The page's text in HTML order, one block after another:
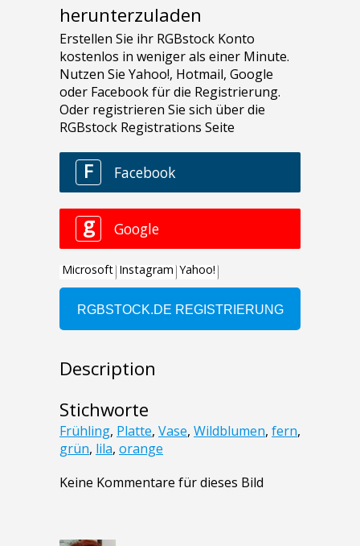
herunterzuladen
Description
Stichworte
Frühling, Platte, Vase, Wildblumen, fern,
grün, lila, orange
Keine Kommentare für dieses Bild